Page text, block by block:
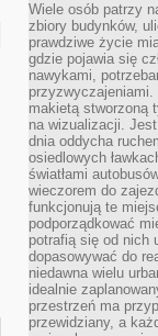
Wiele osób patrzy
zbiory budynków,
prawdziwe życie
gdzie pojawia się
nawykami,
makietą stworzoną
na wizualizacji.
dnia oddycha
osiedlowych
światłami
wieczorem do
funkcjonują te
podporządkować
potrafią się od nich
dopasowywać do
niedawna wielu
idealnie
przestrzeń ma
przewidziany, a